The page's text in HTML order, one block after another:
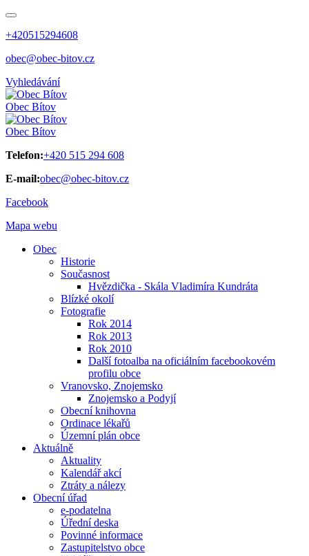
+420515294608
obec@obec-bitov.cz
Vyhledávání
Obec Bítov
Obec Bítov
Telefon:+420 515 294 608
E-mail:obec@obec-bitov.cz
Facebook
Mapa webu
Obec
Historie
Současnost
Hvězdička - Skála Vladimíra Kundráta
Blízké okolí
Fotografie
Rok 2014
Rok 2013
Rok 2010
Další fotoalba na oficiálním facebookovém
profilu obce
Vranovsko, Znojemsko
Znojemsko a Podyjí
Obecní knihovna
Ordinace lékařů
Územní plán obce
Aktuálně
Aktuality
Kalendář akcí
Ztráty a nálezy
Obecní úřad
e-podatelna
Úřední deska
Povinné informace
Zastupitelstvo obce